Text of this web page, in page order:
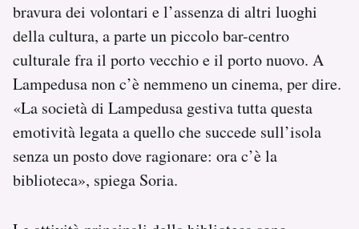
bravura dei volontari e l’assenza di altri luoghi
della cultura, a parte un piccolo bar-centro
culturale fra il porto vecchio e il porto nuovo. A
Lampedusa non c’è nemmeno un cinema, per dire.
«La società di Lampedusa gestiva tutta questa
emotività legata a quello che succede sull’isola
senza un posto dove ragionare: ora c’è la
biblioteca», spiega Soria.